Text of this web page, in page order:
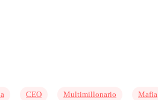
CEO Multimillonario Mafia